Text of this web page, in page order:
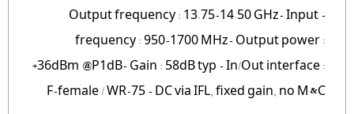
- Output frequency : 13.75-14.50 GHz- Input
frequency : 950-1700 MHz- Output power :
+36dBm @P1dB- Gain : 58dB typ - In/Out interface :
F-female / WR-75 - DC via IFL, fixed gain, no M&C